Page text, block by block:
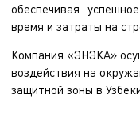
обеспечивая
время и затраты на
Компания «ЭНЭКА»
воздействия на
защитной зоны в